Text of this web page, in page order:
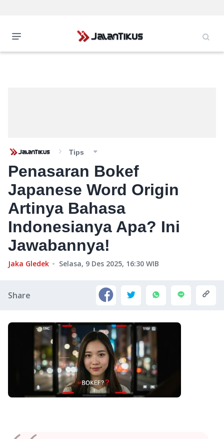
Tips
Penasaran Bokef
Japanese Word Origin
Artinya Bahasa
Indonesianya Apa? Ini
Jawabannya!
Jaka Gledek Selasa, 9 Des 2025, 16:30 WIB
Share